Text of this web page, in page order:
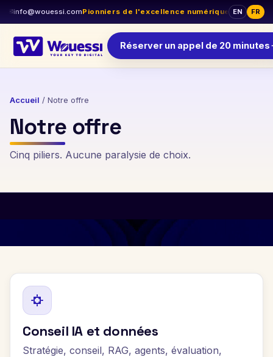
info@wouessi.comPionniers de l'excellence numérique•Livraison au
EN FR
Réserver un appel de 20 minutes
Accueil / Notre offre
Notre offre
Cinq piliers. Aucune paralysie de choix.
Conseil IA et données
Stratégie, conseil, RAG, agents, évaluation,